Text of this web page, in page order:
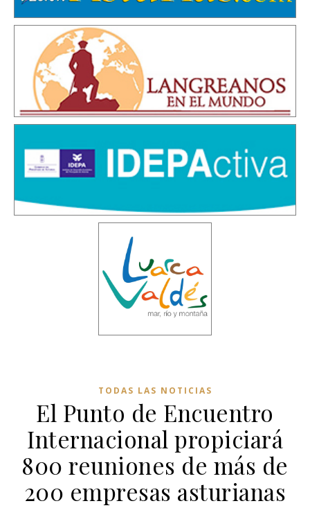
TODAS LAS NOTICIAS
El Punto de Encuentro
Internacional propiciará
800 reuniones de más de
200 empresas asturianas